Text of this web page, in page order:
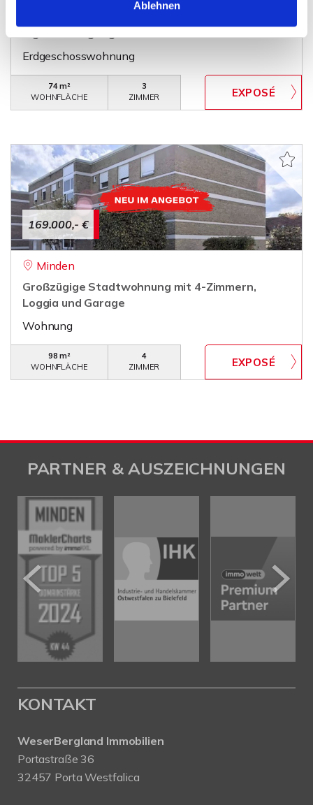
Ablehnen
Erdgeschosswohnung
74 m²
WOHNFLÄCHE
3
ZIMMER
169.000,- €
Minden
Großzügige Stadtwohnung mit 4-Zimmern,
Loggia und Garage
Wohnung
98 m²
WOHNFLÄCHE
4
ZIMMER
PARTNER & AUSZEICHNUNGEN
KONTAKT
WeserBergland Immobilien
Portastraße 36
32457 Porta Westfalica